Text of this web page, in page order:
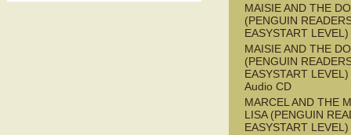
MAISIE AND THE
(PENGUIN
EASYSTART
MAISIE AND THE
(PENGUIN
EASYSTART
Audio CD
MARCEL AND THE
LISA (PENGUIN
EASYSTART